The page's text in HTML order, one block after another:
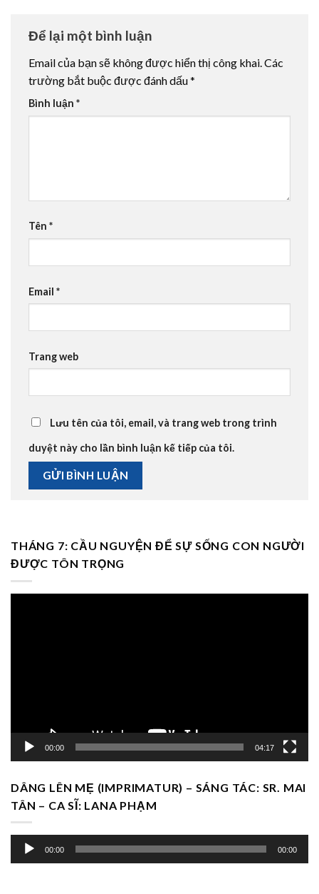
Để lại một bình luận
Email của bạn sẽ không được hiển thị công khai.Các
trường bắt buộc được đánh dấu*
Bình luận *
Tên *
Email *
Trang web
Lưu tên của tôi, email, và trang web trong trình
duyệt này cho lần bình luận kế tiếp của tôi.
THÁNG 7: CẦU NGUYỆN ĐỂ SỰ SỐNG CON NGƯỜI
ĐƯỢC TÔN TRỌNG
00:00 04:17
DÂNG LÊN MẸ (IMPRIMATUR) – SÁNG TÁC: SR. MAI
TÂN – CA SĨ: LANA PHẠM
Trình
chơi
00:00 00:00